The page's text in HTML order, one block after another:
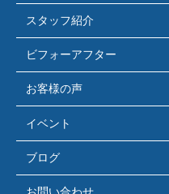
スタッフ紹介
ビフォーアフター
お客様の声
イベント
ブログ